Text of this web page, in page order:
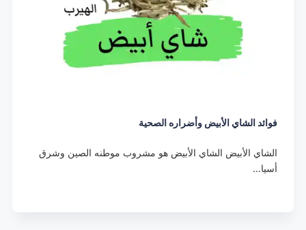
فوائد الشاي الأبيض وأضراره الصحية
الشاي الأبيض الشاي الأبيض هو مشروب موطنه الصين وشرق
أسيا…